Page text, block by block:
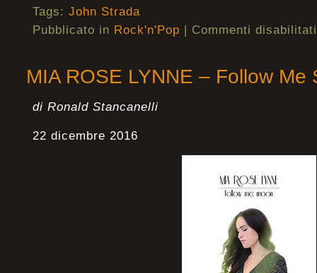
Tags: John Strada
Pubblicato in Rock'n'Pop | Commenti disabilitati
MIA ROSE LYNNE – Follow Me
di Ronald Stancanelli
22 dicembre 2016